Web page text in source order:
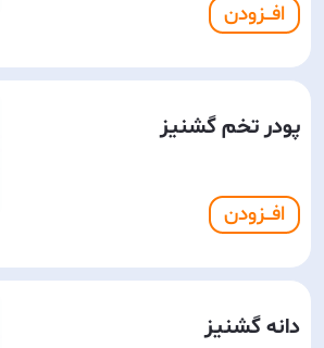
افـــزودن
پودر تخم گشنیز
افـــزودن
دانه گشنیز